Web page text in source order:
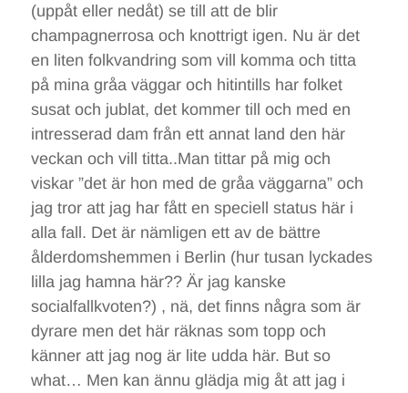
(uppåt eller nedåt) se till att de blir
champagnerrosa och knottrigt igen. Nu är det
en liten folkvandring som vill komma och titta
på mina gråa väggar och hitintills har folket
susat och jublat, det kommer till och med en
intresserad dam från ett annat land den här
veckan och vill titta..Man tittar på mig och
viskar ”det är hon med de gråa väggarna” och
jag tror att jag har fått en speciell status här i
alla fall. Det är nämligen ett av de bättre
ålderdomshemmen i Berlin (hur tusan lyckades
lilla jag hamna här?? Är jag kanske
socialfallkvoten?) , nä, det finns några som är
dyrare men det här räknas som topp och
känner att jag nog är lite udda här. But so
what… Men kan ännu glädja mig åt att jag i